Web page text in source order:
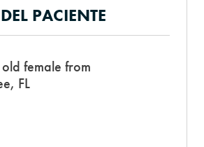
PACIENTE
female from
FL